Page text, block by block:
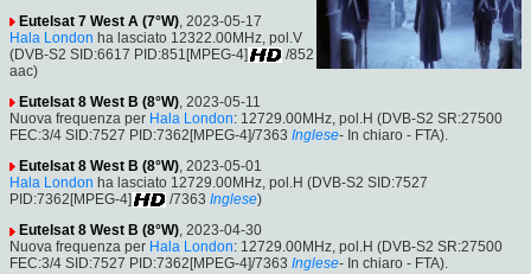
Eutelsat 7 West A (7°W) , 2023-05-17
Hala London ha lasciato 12322.00MHz, pol.V
(DVB-S2 SID:6617 PID:851[MPEG-4]
/852
aac)
Eutelsat 8 West B (8°W), 2023-05-11
Nuova frequenza per Hala London: 12729.00MHz, pol.H (DVB-S2 SR:27500
FEC:3/4 SID:7527 PID:7362[MPEG-4]/7363 Inglese- In chiaro - FTA).
Eutelsat 8 West B (8°W), 2023-05-01
Hala London ha lasciato 12729.00MHz, pol.H (DVB-S2 SID:7527
PID:7362[MPEG-4]
/7363 Inglese)
Eutelsat 8 West B (8°W), 2023-04-30
Nuova frequenza per Hala London: 12729.00MHz, pol.H (DVB-S2 SR:27500
FEC:3/4 SID:7527 PID:7362[MPEG-4]/7363 Inglese- In chiaro - FTA).